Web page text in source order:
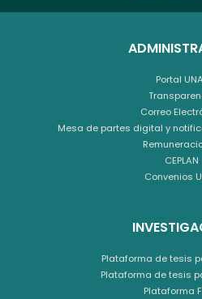
Portal
Correo
Mesa de partes digital y
CEPLAN
Convenios
Plataforma de tesis
Plataforma de tesis
Plataforma